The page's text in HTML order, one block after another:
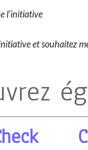
l’initiative
et souhaitez